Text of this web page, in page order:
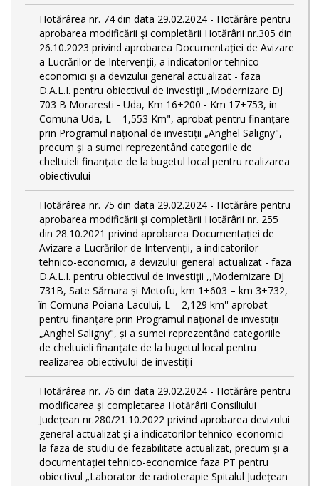
Hotărârea nr. 74 din data 29.02.2024 - Hotărâre pentru
aprobarea modificării şi completării Hotărârii nr.305 din
26.10.2023 privind aprobarea Documentației de Avizare
a Lucrărilor de Intervenții, a indicatorilor tehnico-
economici și a devizului general actualizat - faza
D.A.L.I. pentru obiectivul de investiţii „Modernizare DJ
703 B Moraresti - Uda, Km 16+200 - Km 17+753, in
Comuna Uda, L = 1,553 Km", aprobat pentru finanțare
prin Programul național de investiții „Anghel Saligny",
precum și a sumei reprezentând categoriile de
cheltuieli finanțate de la bugetul local pentru realizarea
obiectivului
Hotărârea nr. 75 din data 29.02.2024 - Hotărâre pentru
aprobarea modificării şi completării Hotărârii nr. 255
din 28.10.2021 privind aprobarea Documentației de
Avizare a Lucrărilor de Intervenții, a indicatorilor
tehnico-economici, a devizului general actualizat - faza
D.A.L.I. pentru obiectivul de investiţii ,,Modernizare DJ
731B, Sate Sămara și Metofu, km 1+603 – km 3+732,
în Comuna Poiana Lacului, L = 2,129 km'' aprobat
pentru finanțare prin Programul național de investiții
„Anghel Saligny", și a sumei reprezentând categoriile
de cheltuieli finanțate de la bugetul local pentru
realizarea obiectivului de investiții
Hotărârea nr. 76 din data 29.02.2024 - Hotărâre pentru
modificarea și completarea Hotărârii Consiliului
Județean nr.280/21.10.2022 privind aprobarea devizului
general actualizat și a indicatorilor tehnico-economici
la faza de studiu de fezabilitate actualizat, precum și a
documentației tehnico-economice faza PT pentru
obiectivul „Laborator de radioterapie Spitalul Județean